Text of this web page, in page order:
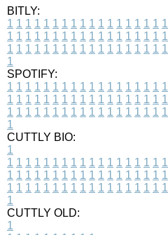
BITLY:
1 1 1 1 1 1 1 1 1 1 1 1 1 1 1 1 1 1
1 1 1 1 1 1 1 1 1 1 1 1 1 1 1 1 1 1
1 1 1 1 1 1 1 1 1 1 1 1 1 1 1 1 1 1
1
SPOTIFY:
1 1 1 1 1 1 1 1 1 1 1 1 1 1 1 1 1 1
1 1 1 1 1 1 1 1 1 1 1 1 1 1 1 1 1 1
1 1 1 1 1 1 1 1 1 1 1 1 1 1 1 1 1 1
1
CUTTLY BIO:
1
1 1 1 1 1 1 1 1 1 1 1 1 1 1 1 1 1 1
1 1 1 1 1 1 1 1 1 1 1 1 1 1 1 1 1 1
1 1 1 1 1 1 1 1 1 1 1 1 1 1 1 1 1 1
1
CUTTLY OLD:
1